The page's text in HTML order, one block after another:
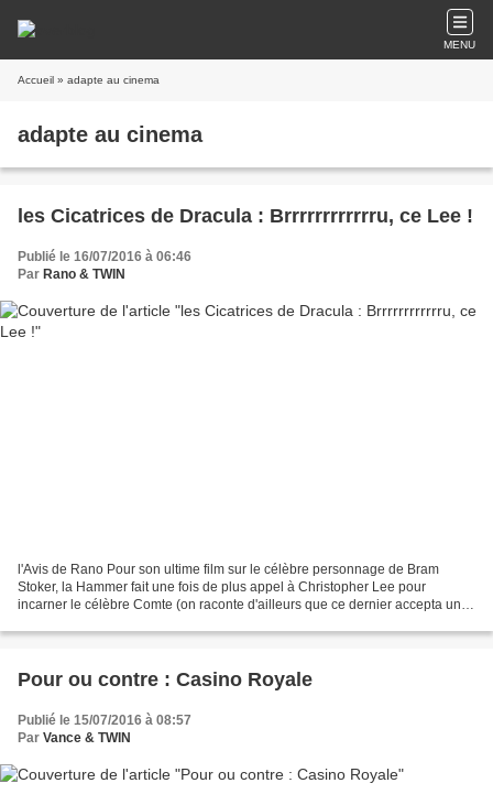
MENU
Accueil » adapte au cinema
adapte au cinema
les Cicatrices de Dracula : Brrrrrrrrrrrru, ce Lee !
Publié le 16/07/2016 à 06:46
Par Rano & TWIN
l'Avis de Rano Pour son ultime film sur le célèbre personnage de Bram
Stoker, la Hammer fait une fois de plus appel à Christopher Lee pour
incarner le célèbre Comte (on raconte d'ailleurs que ce dernier accepta un
Pour ou contre : Casino Royale
Publié le 15/07/2016 à 08:57
Par Vance & TWIN